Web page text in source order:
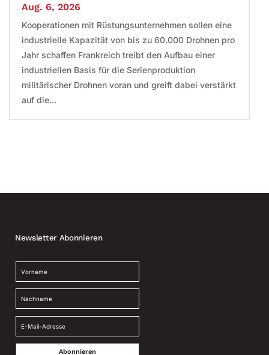
Aug. 6, 2026
Kooperationen mit Rüstungsunternehmen sollen eine
industrielle Kapazität von bis zu 60.000 Drohnen pro
Jahr schaffen Frankreich treibt den Aufbau einer
industriellen Basis für die Serienproduktion
militärischer Drohnen voran und greift dabei verstärkt
auf die...
Newsletter Abonnieren
Abonnieren